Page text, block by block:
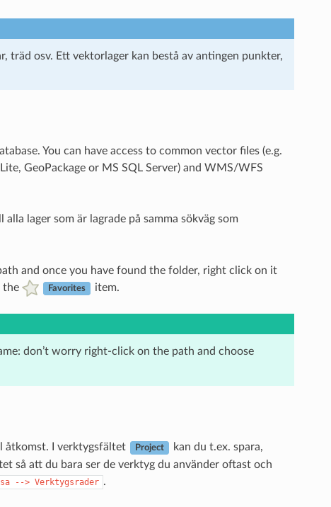
träd osv. Ett vektorlager kan bestå av antingen punkter,
You can have access to common vector files (e.g.
GeoPackage or MS SQL Server) and WMS/WFS
lager som är lagrade på samma sökväg som
and once you have found the folder, right click on it
the Favorites item.
don’t worry right-click on the path and choose
åtkomst. I verktygsfältet Project
kan du t.ex. spara,
så att du bara ser de verktyg du använder oftast och
--> Verktygsrader .